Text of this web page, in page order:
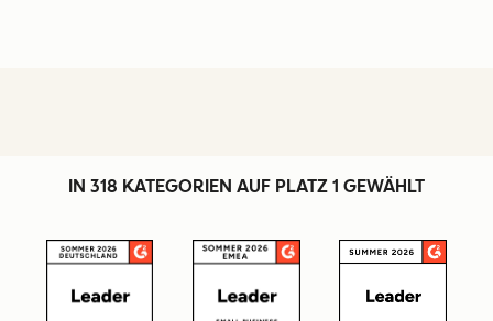
IN 318 KATEGORIEN AUF PLATZ 1 GEWÄHLT